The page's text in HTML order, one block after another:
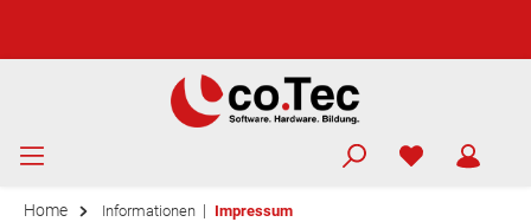
Home Informationen | Impressum